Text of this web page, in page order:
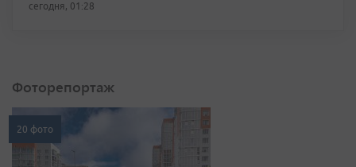
сегодня, 01:28
Фоторепортаж
20 фото